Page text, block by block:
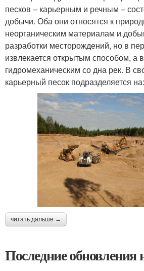
песков – карьерным и речным –
добычи. Оба они относятся к
неорганическим материалам и
разработки месторождений, но в
извлекается открытым способом, а
гидромеханическим со дна рек. В
карьерный песок подразделяется на:
читать дальше →
Последние обновления